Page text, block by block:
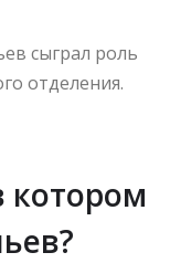
сыграл роль
отделения.